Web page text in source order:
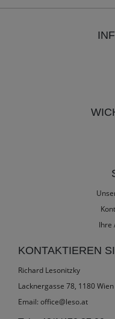
Ihre
KONTAKTIEREN
Richard Lesonitzky
Lacknergasse 78, 1180 Wien
Email: office@leso.at